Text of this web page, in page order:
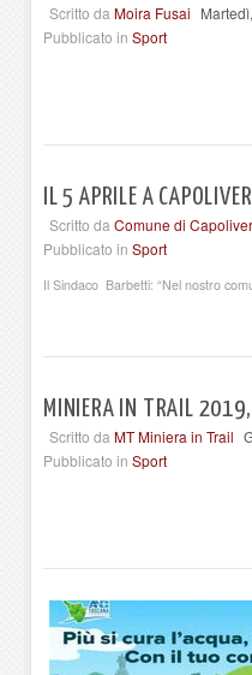
Scritto da Moira Fusai
Pubblicato in Sport
IL 5 APRILE A
Scritto da Comune di
Pubblicato in Sport
Il Sindaco Barbetti: “Nel nostro
MINIERA IN TRAIL
Scritto da MT Miniera in Trail
Pubblicato in Sport